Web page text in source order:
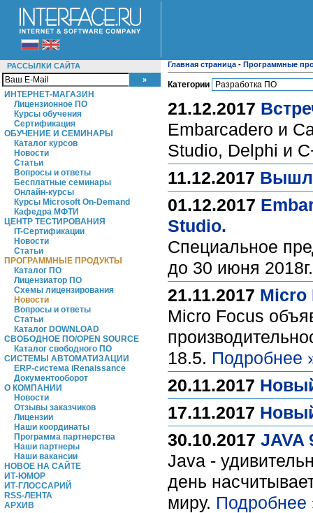
РАССЫЛКИ САЙТА
ИНТЕРНЕТ-МАГАЗИН
Лицензионное ПО
Курсы обучения
Сертификация
ОБУЧЕНИЕ И СЕМИНАРЫ
Каталог курсов
Новости
Статьи
Вопросы и ответы
Бесплатные семинары
Онлайн-курсы
Курсы Microsoft On-Demand
Кафедра МФТИ
ЦЕНТР ТЕСТИРОВАНИЯ
IT-Сертификации
Новости
Статьи
ПРОГРАММНЫЕ ПРОДУКТЫ
Каталог ПО
Лицензиатор ПО
Схемы лицензирования
Новости
Вопросы и ответы
Статьи
Каталог DOWNLOAD
СВОБОДНОЕ ПО/OPEN SOURCE
Каталог свободного ПО
СИСТЕМЫ АВТОМАТИЗАЦИИ
ERP-система iRenaissance
Документооборот
О КОМПАНИИ
Новости
Отзывы заказчиков
Лицензии
Наши координаты
Программа партнерства
Наши партнеры
Наши вакансии
НОВОЕ НА САЙТЕ
ИТ-ЮМОР
ИТ-ГЛОССАРИЙ
RSS-ЛЕНТА
АРХИВ
Главная страница - Программные
Категории
21.12.2017
Embarcadero и
Studio, Delphi и
11.12.2017
01.12.2017
Studio.
Специальное
до 30 июня
21.11.2017 Micro
Micro Focus
18.5. Подробнее
20.11.2017
17.11.2017
30.10.2017 JAVA
Java -
день
миру. Подробнее